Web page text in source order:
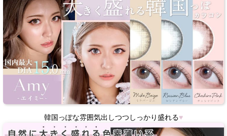
韓国っぽな雰囲気出しつつしっかり盛れる♥